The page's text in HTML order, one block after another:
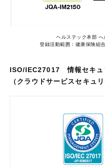
ヘルステック本部
登録活動範囲：健康保険組
ISO/IEC27017 情報セキュ
（クラウドサービスセキュリ